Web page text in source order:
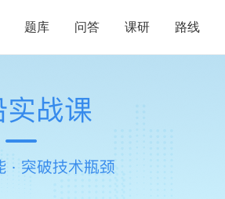
题库 问答 课研 路线